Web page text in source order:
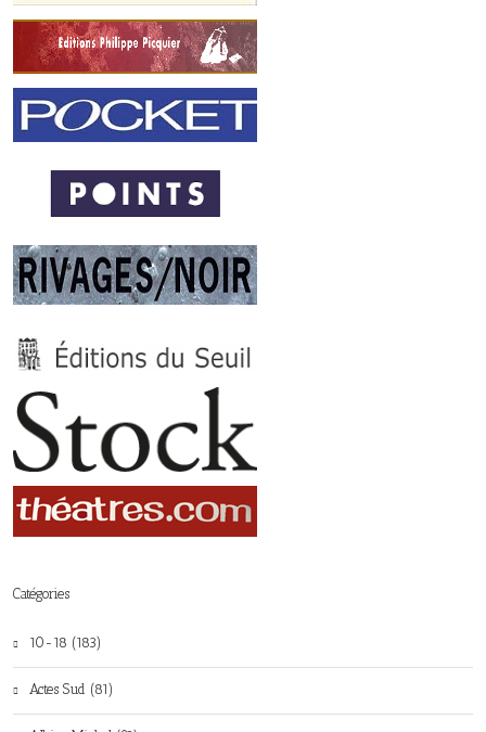
Catégories
10-18 (183)
Actes Sud (81)